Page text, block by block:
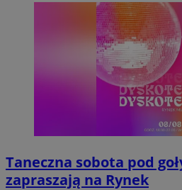
Taneczna sobota pod
zapraszają na Rynek